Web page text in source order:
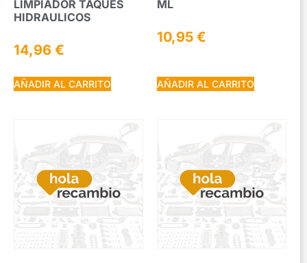
LIMPIADOR TAQUES
HIDRAULICOS
14,96 €
AÑADIR AL CARRITO
ML
10,95 €
AÑADIR AL CARRITO